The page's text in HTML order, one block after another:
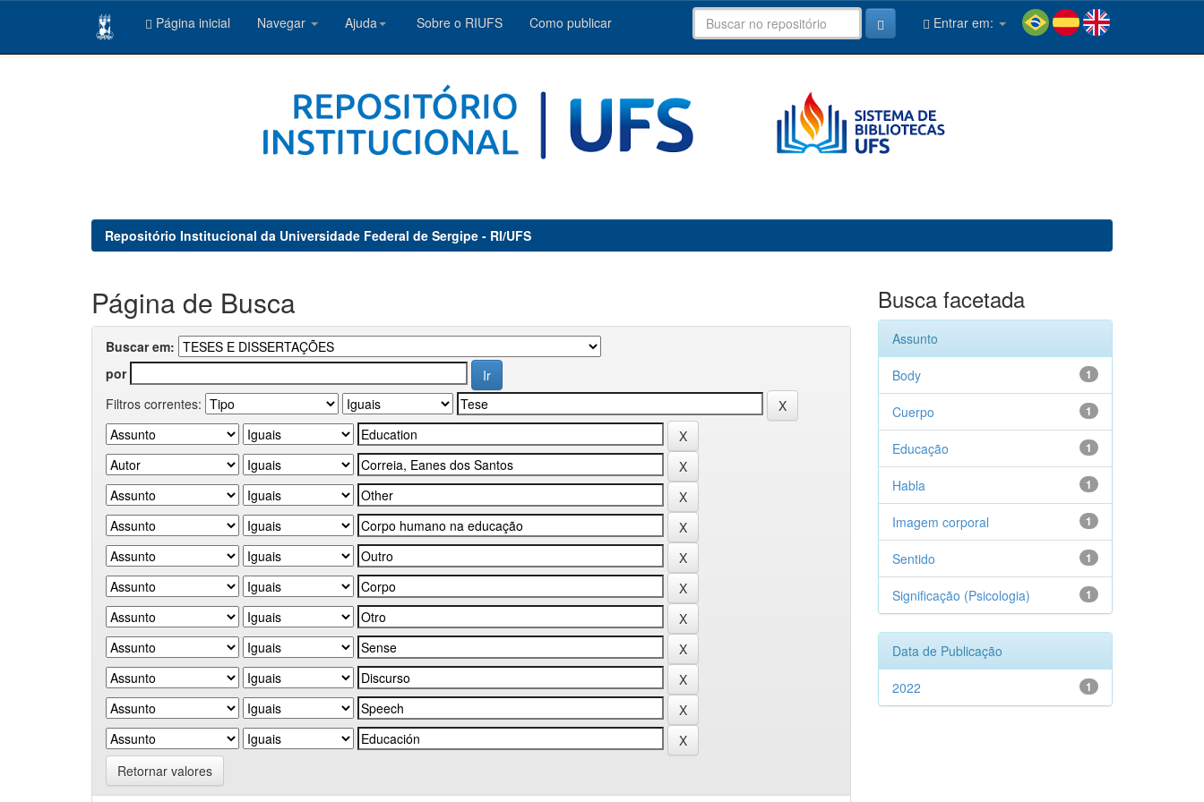
Página inicial Navegar Ajuda Sobre o RIUFS Como publicar Entrar em:
Repositório Institucional da Universidade Federal de Sergipe - RI/UFS
Página de Busca
Buscar em:
por
Filtros correntes:
Retornar valores
Busca facetada
Assunto
1
Body
1
Cuerpo
1
Educação
1
Habla
1
Imagem corporal
1
Sentido
1
Significação (Psicologia)
Data de Publicação
1
2022